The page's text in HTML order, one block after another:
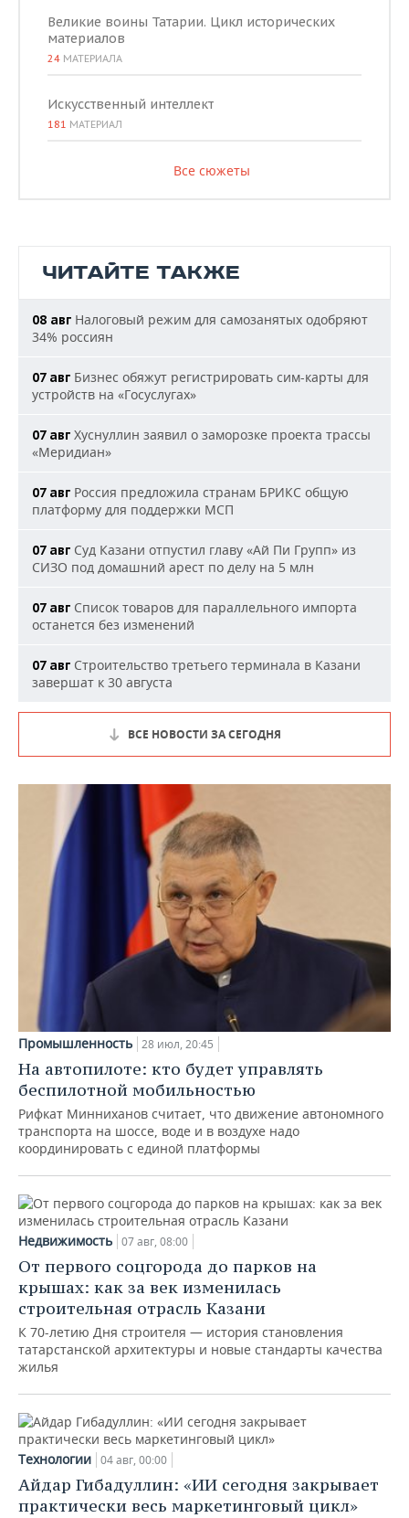
Великие воины Татарии. Цикл исторических
материалов
24 МАТЕРИАЛА
Искусственный интеллект
181 МАТЕРИАЛ
Все сюжеты
ЧИТАЙТЕ ТАКЖЕ
08 авг Налоговый режим для самозанятых одобряют
34% россиян
07 авг Бизнес обяжут регистрировать сим-карты для
устройств на «Госуслугах»
07 авг Хуснуллин заявил о заморозке проекта трассы
«Меридиан»
07 авг Россия предложила странам БРИКС общую
платформу для поддержки МСП
07 авг Суд Казани отпустил главу «Ай Пи Групп» из
СИЗО под домашний арест по делу на 5 млн
07 авг Список товаров для параллельного импорта
останется без изменений
07 авг Строительство третьего терминала в Казани
завершат к 30 августа
ВСЕ НОВОСТИ ЗА СЕГОДНЯ
Промышленность 28 июл, 20:45
На автопилоте: кто будет управлять
беспилотной мобильностью
Рифкат Минниханов считает, что движение автономного
транспорта на шоссе, воде и в воздухе надо
координировать с единой платформы
Недвижимость 07 авг, 08:00
От первого соцгорода до парков на
крышах: как за век изменилась
строительная отрасль Казани
К 70-летию Дня строителя — история становления
татарстанской архитектуры и новые стандарты качества
жилья
Технологии 04 авг, 00:00
Айдар Гибадуллин: «ИИ сегодня закрывает
практически весь маркетинговый цикл»